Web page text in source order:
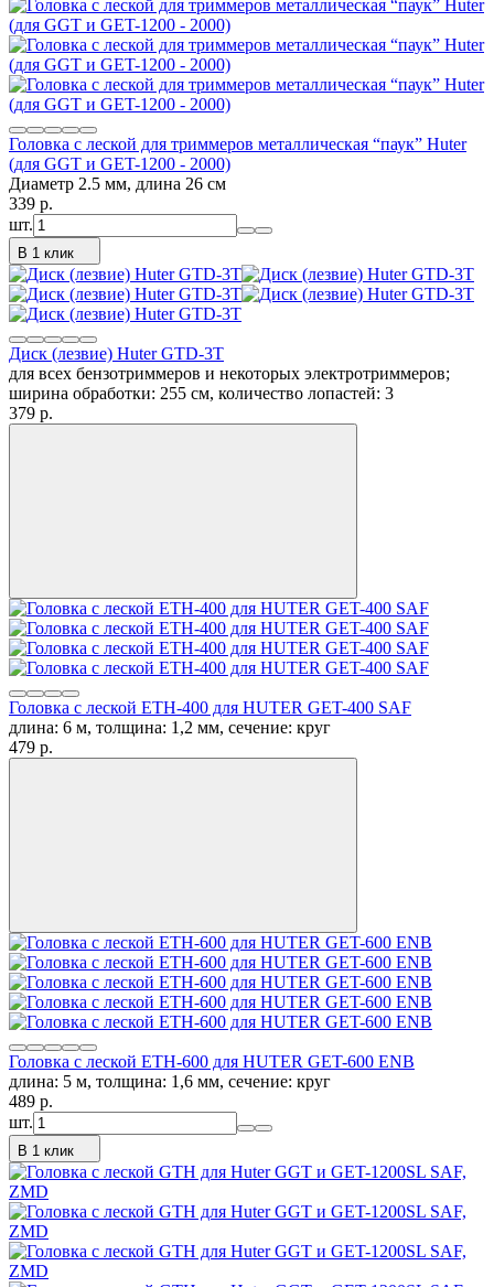
Головка с леской для триммеров металлическая “паук” Huter
(для GGT и GET-1200 - 2000)
Диаметр 2.5 мм, длина 26 см
339 p.
шт.
В 1 клик
Диск (лезвие) Huter GTD-3T
для всех бензотриммеров и некоторых электротриммеров;
ширина обработки: 255 см, количество лопастей: 3
379 p.
Головка с леской ETH-400 для HUTER GET-400 SAF
длина: 6 м, толщина: 1,2 мм, сечение: круг
479 p.
Головка с леской ETH-600 для HUTER GET-600 ENB
длина: 5 м, толщина: 1,6 мм, сечение: круг
489 p.
шт.
В 1 клик